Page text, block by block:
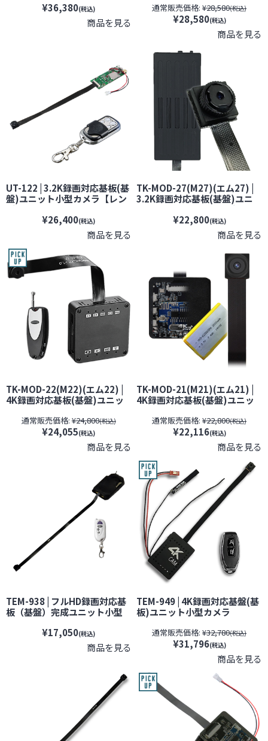
ト【レンズ隠しフィルムサー
ビス対象品(当社限定)】【オン
スクエア】【スパイダーズX】
¥36,380(税込)
商品を見る
【レンズ隠しフィルムサービ
ス対象品(当社限定)】【オンス
クエア】【スパイダーズX】
【Gexa】【ジイエクサ】【ス
パイカメラ】
通常販売価格: ¥28,580(税込)
¥28,580(税込)
商品を見る
UT-122 | 3.2K録画対応基板(基
盤)ユニット小型カメラ【レン
ズ隠しフィルムサービス対象
品(当社限定)】【オンスクエ
ア】【スパイダーズX】【スパ
イカメラ】【隠しカメラ】
¥26,400(税込)
商品を見る
TK-MOD-27(M27)(エム27) |
3.2K録画対応基板(基盤)ユニ
ット小型カメラ【レンズ隠し
フィルムサービス対象品(当社
限定)】【匠ブランド】【スパ
イカメラ】【隠しカメラ】
¥22,800(税込)
商品を見る
TK-MOD-22(M22)(エム22) |
4K録画対応基板(基盤)ユニッ
ズ隠しフィルムサービス対象
品(当社限定)】【匠ブランド】
【スパイカメラ】【隠しカメ
ラ】【期間限定】[期間：～
通常販売価格: ¥24,800(税込)
¥24,055(税込)
商品を見る
TK-MOD-21(M21)(エム21) |
4K録画対応基板(基盤)ユニッ
ズ隠しフィルムサービス対象
品(当社限定)】【匠ブランド】
【スパイカメラ】【隠しカメ
ラ】【期間限定】[期間：～
2026年8月31日]
通常販売価格: ¥22,800(税込)
¥22,116(税込)
商品を見る
TEM-938 | フルHD録画対応基
板（基盤）完成ユニット小型
サービス対象品(当社限定)】
【JTC】【スパイカメラ】【隠
¥17,050(税込)
商品を見る
TEM-949 | 4K録画対応基盤(基
板)ユニット小型カメラ
ムサービス対象品(当社限定)】
【JTC】【スパイカメラ 】
【隠しカメラ】【期間限定】
[期間：～2026年8月31日]
通常販売価格: ¥32,780(税込)
¥31,796(税込)
商品を見る